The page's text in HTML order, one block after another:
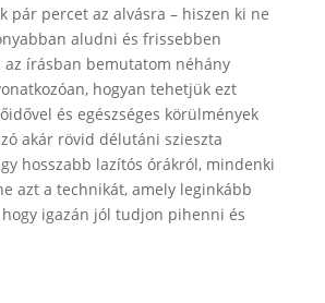
pár percet az alvásra – hiszen ki ne
aludni és frissebben
az írásban bemutatom néhány
hogyan tehetjük ezt
és egészséges körülmények
akár rövid délutáni szieszta
hosszabb lazítós órákról, mindenki
azt a technikát, amely leginkább
igazán jól tudjon pihenni és